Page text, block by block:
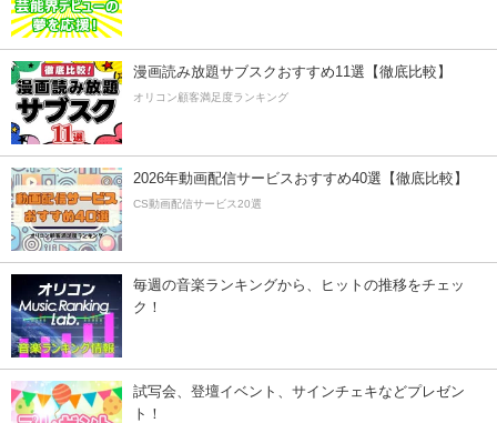
漫画読み放題サブスクおすすめ11選【徹底比較】
オリコン顧客満足度ランキング
2026年動画配信サービスおすすめ40選【徹底比較】
CS動画配信サービス20選
毎週の音楽ランキングから、ヒットの推移をチェッ
ク！
試写会、登壇イベント、サインチェキなどプレゼン
ト！